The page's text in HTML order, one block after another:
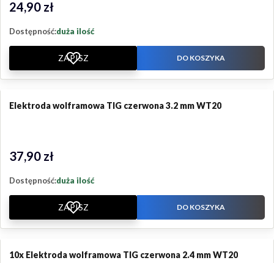
Cena
24,90 zł
Dostępność:duża ilość
ZAPISZ DO KOSZYKA
Elektroda wolframowa TIG czerwona 3.2 mm WT20
Cena
37,90 zł
Dostępność:duża ilość
ZAPISZ DO KOSZYKA
10x Elektroda wolframowa TIG czerwona 2.4 mm WT20